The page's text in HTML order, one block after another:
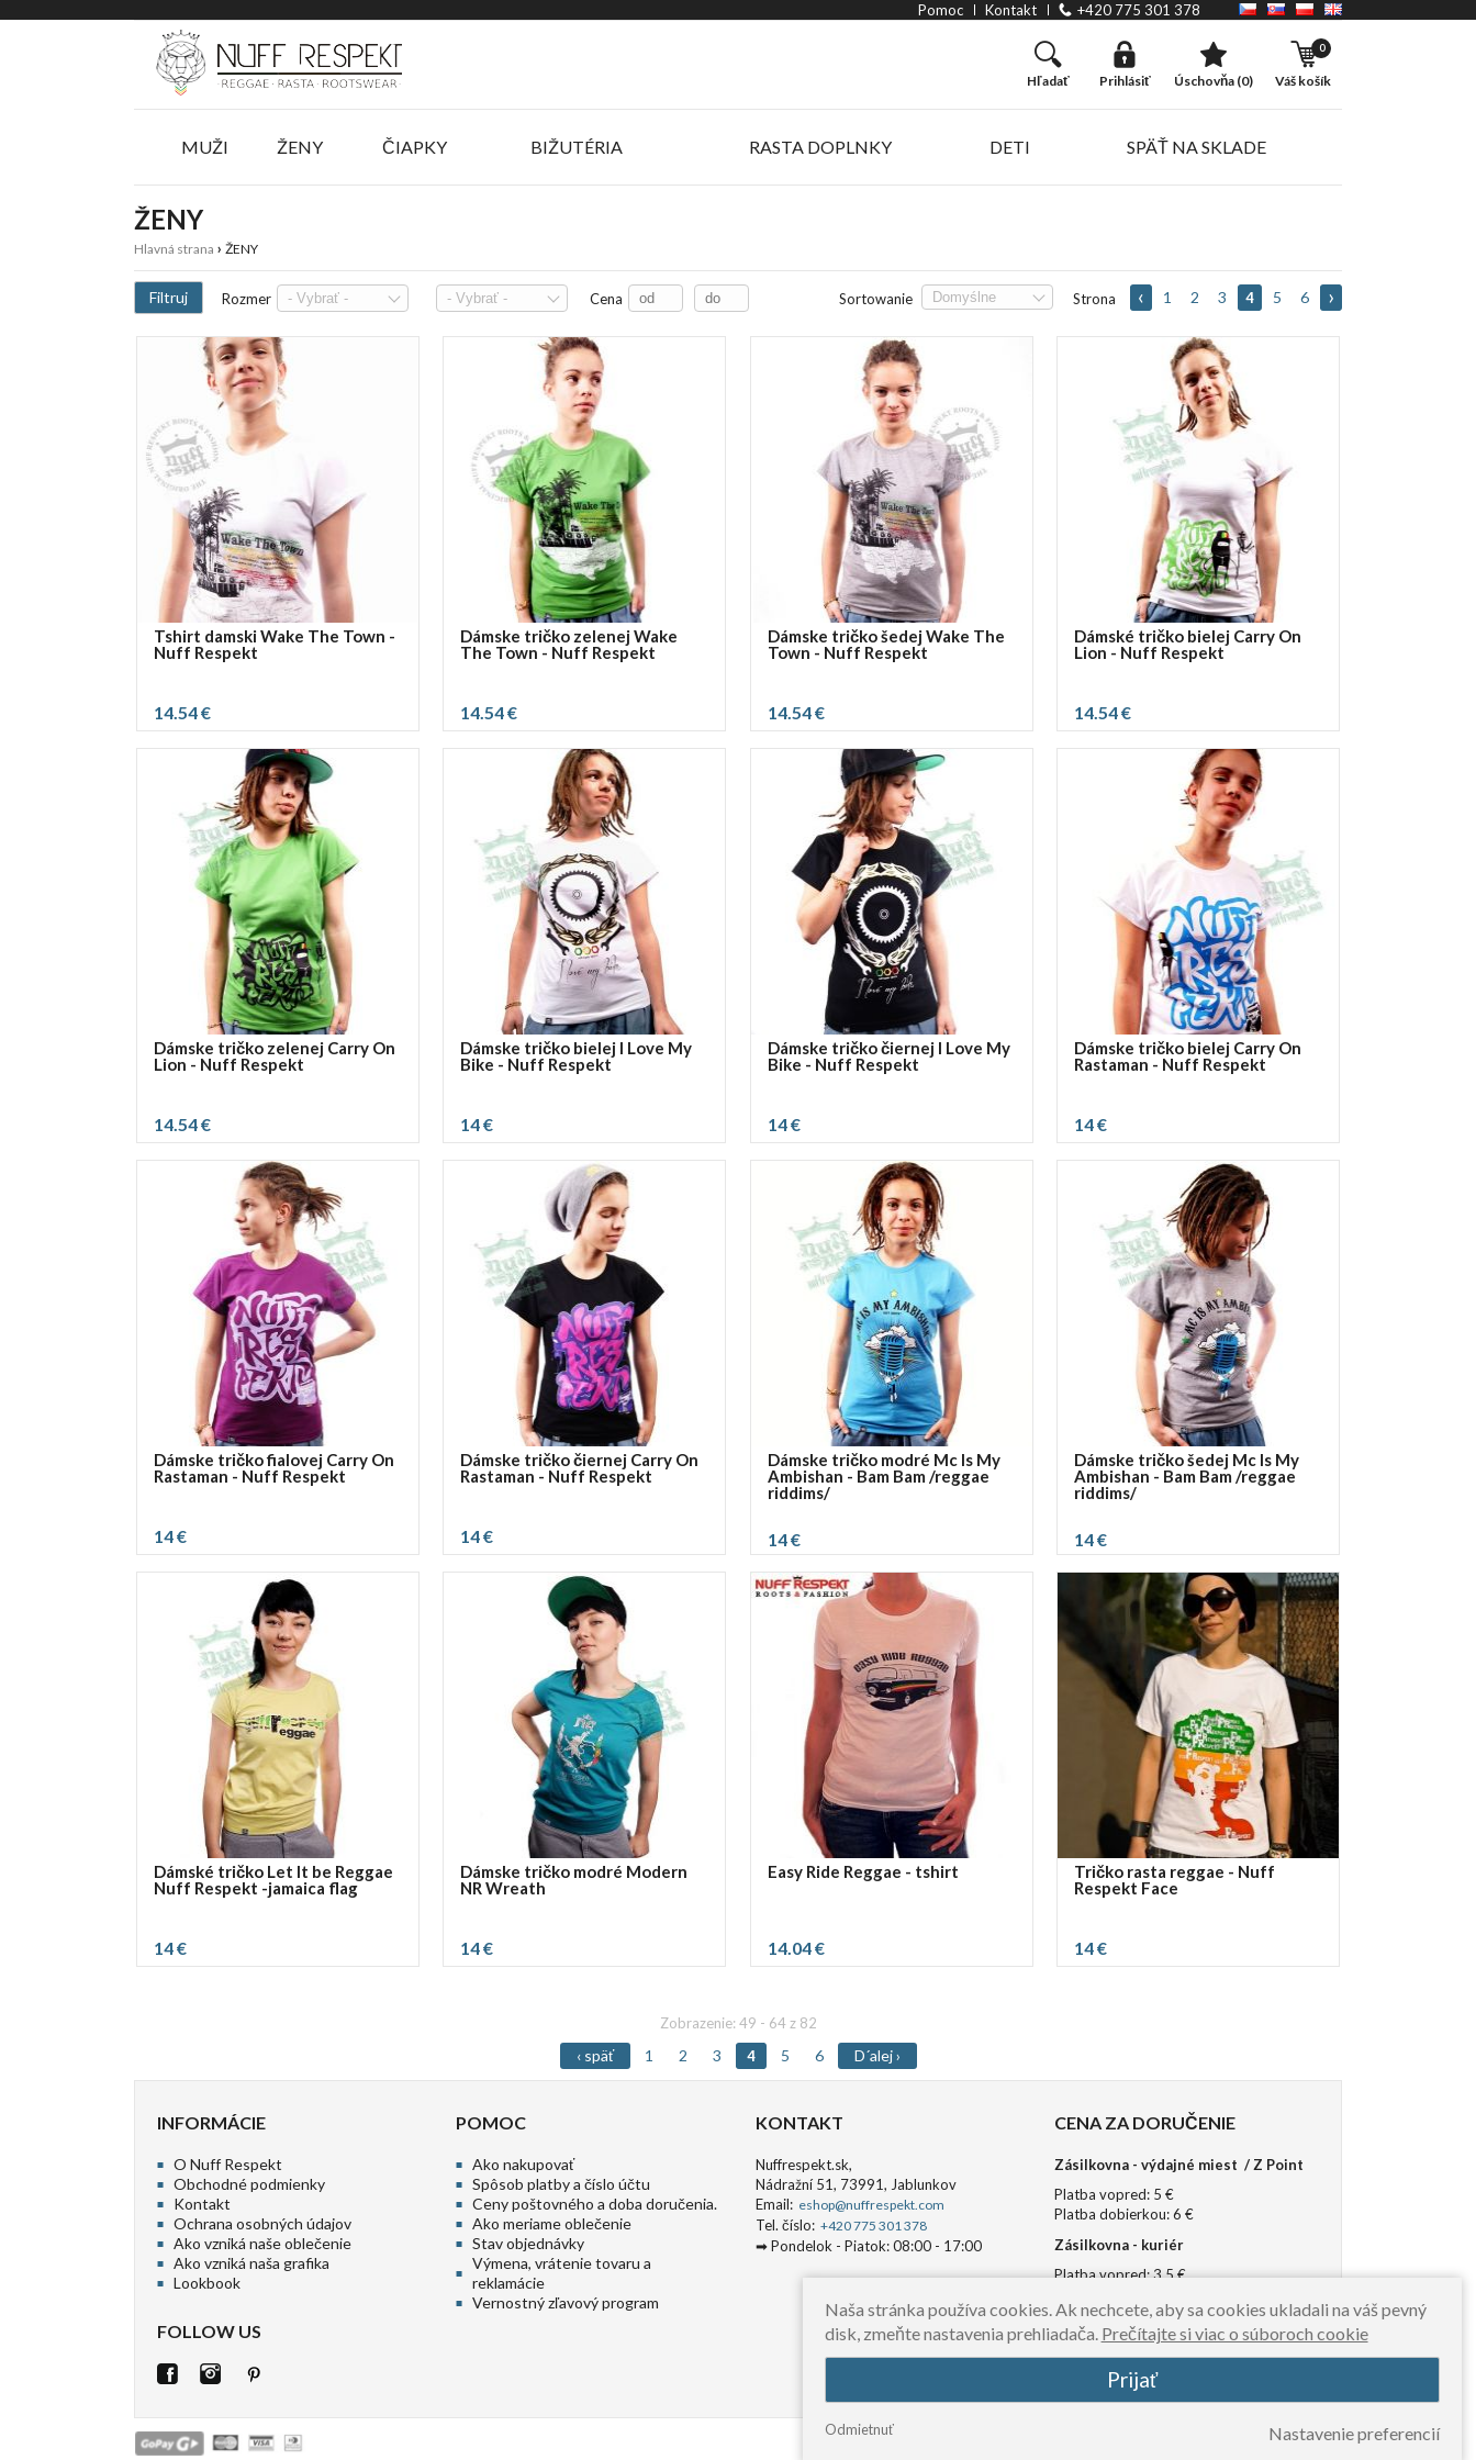
Pomoc Kontakt +420 775 301 378
hľadať prihlásiť úschovňa (0) váš košík
0
Menu
MUŽI ŽENY ČIAPKY BIŽUTÉRIA RASTA DOPLNKY DETI SPÄŤ NA SKLADE
ŽENY
Hlavná strana › ŽENY
Rozmer Cena
Filtruj Sortowanie Strona 1 2 3 4 5 6
Tshirt damski Wake The Town -
Nuff Respekt
14.54 €
vybrať rozmer:
Dámske tričko zelenej Wake
The Town - Nuff Respekt
14.54 €
vybrať rozmer:
XL
Dámske tričko šedej Wake The
Town - Nuff Respekt
14.54 €
vybrať rozmer:
L XL
Dámské tričko bielej Carry On
Lion - Nuff Respekt
14.54 €
vybrať rozmer:
XL
Dámske tričko zelenej Carry On
Lion - Nuff Respekt
14.54 €
vybrať rozmer:
L XL
Dámske tričko bielej I Love My
Bike - Nuff Respekt
14 €
vybrať rozmer:
XL
Dámske tričko čiernej I Love My
Bike - Nuff Respekt
14 €
vybrať rozmer:
XL
Dámske tričko bielej Carry On
Rastaman - Nuff Respekt
14 €
vybrať rozmer:
Dámske tričko fialovej Carry On
Rastaman - Nuff Respekt
14 €
vybrať rozmer:
Dámske tričko čiernej Carry On
Rastaman - Nuff Respekt
14 €
vybrať rozmer:
L
Dámske tričko modré Mc Is My
Ambishan - Bam Bam /reggae
riddims/
14 €
vybrať rozmer:
S M L
Dámske tričko šedej Mc Is My
Ambishan - Bam Bam /reggae
riddims/
14 €
vybrať rozmer:
M XL
Dámské tričko Let It be Reggae
Nuff Respekt -jamaica flag
14 €
Dámske tričko modré Modern
NR Wreath
14 €
Easy Ride Reggae - tshirt
14.04 €
Tričko rasta reggae - Nuff
Respekt Face
14 €
Zobrazenie: 49 - 64 z 82
‹ späť 1 2 3 4 5 6 D´alej ›
INFORMÁCIE
O Nuff Respekt
Obchodné podmienky
Kontakt
Ochrana osobných údajov
Ako vzniká naše oblečenie
Ako vzniká naša grafika
Lookbook
FOLLOW US
POMOC
Ako nakupovať
Spôsob platby a číslo účtu
Ceny poštovného a doba doručenia.
Ako meriame oblečenie
Stav objednávky
Výmena, vrátenie tovaru a
reklamácie
Vernostný zľavový program
KONTAKT
Nuffrespekt.sk,
Nádražní 51, 73991, Jablunkov
Email: eshop@nuffrespekt.com
Tel. číslo: +420 775 301 378
➡ Pondelok - Piatok: 08:00 - 17:00
CENA ZA DORUČENIE
Zásilkovna - výdajné miest / Z Point
Platba vopred: 5 €
Platba dobierkou: 6 €
Zásilkovna - kuriér
Platba vopred: 3,5 €
Copyright © NuffRespekt.com 2007-2019
Naša stránka používa cookies. Ak nechcete, aby sa cookies ukladali na váš pevný
disk, zmeňte nastavenia prehliadača. Prečítajte si viac o súboroch cookie
Prijať
Nastavenie preferencií
Odmietnuť